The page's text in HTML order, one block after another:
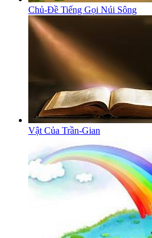
Chủ-Đề Tiếng Gọi Núi Sông
Vật Của Trần-Gian